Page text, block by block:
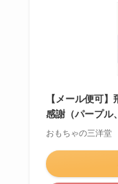
【メール便可
感謝（パープル
おもちゃの三洋堂